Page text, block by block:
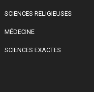
SCIENCES RELIGIEUSES
MÉDECINE
SCIENCES EXACTES